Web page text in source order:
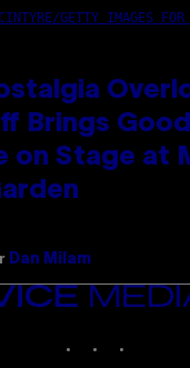
GETTY IMAGES
Brings Good
on Stage at
Dan Milam